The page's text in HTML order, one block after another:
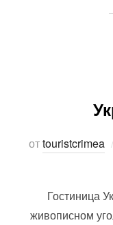
отtouristcrimea
Гостиница
живописном